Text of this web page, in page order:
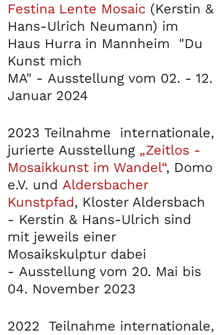
Festina Lente Mosaic (Kerstin &
Hans-Ulrich Neumann) im
Haus Hurra in Mannheim "Du
Kunst mich
MA" - Ausstellung vom 02. - 12.
Januar 2024
2023 Teilnahme
internationale,
jurierte Ausstellung „Zeitlos -
Mosaikkunst im Wandel“, Domo
e.V. und Aldersbacher
Kunstpfad, Kloster Aldersbach
- Kerstin & Hans-Ulrich sind
mit jeweils einer
Mosaikskulptur dabei
- Ausstellung vom 20. Mai bis
04. November 2023
2022
Teilnahme internationale,